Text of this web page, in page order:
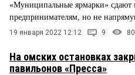
«Муниципальные ярмарки» сдают
предпринимателям, но не
19 января 2022 12:12 9
На омских остановках
павильонов «Пресса»